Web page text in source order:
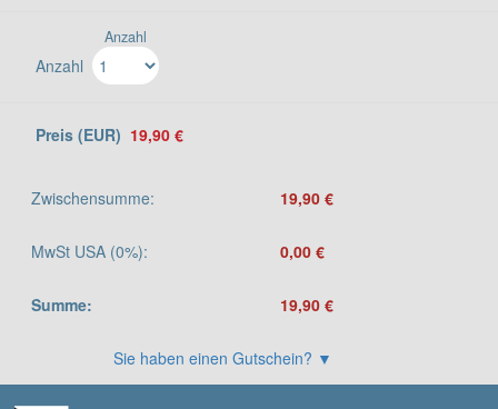
Anzahl
19,90 €
Zwischensumme: 19,90 €
MwSt USA (0%): 0,00 €
Summe: 19,90 €
Sie haben einen Gutschein? ▼